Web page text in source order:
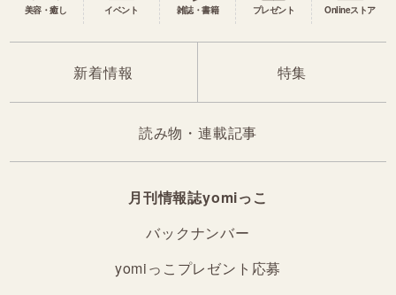
美容・癒し イベント 雑誌・書籍 プレゼント Onlineストア
新着情報 特集
読み物・連載記事
月刊情報誌yomiっこ
バックナンバー
yomiっこプレゼント応募